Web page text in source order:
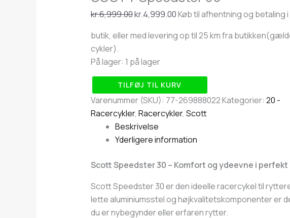
kr.6,999.00kr.4,999.00Køb til afhentning og betaling
butik, eller med levering op til 25 km fra
cykler).
På lager: 1 på lager
TILFØJ TIL KURV
Varenummer (SKU): 77-269888022Kategorier: 20 -
Racercykler, Racercykler, Scott
Beskrivelse
Yderligere information
Scott Speedster 30 – Komfort og ydeevne i
Scott Speedster 30 er den ideelle racercykel til
lette aluminiumsstel og højkvalitetskomponenter er
du er nybegynder eller erfaren rytter.